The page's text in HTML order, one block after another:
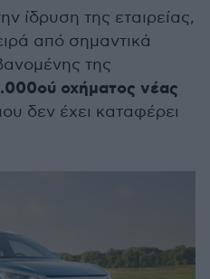
ίδρυση της εταιρείας,
από σημαντικά
της
οχήματος νέας
δεν έχει καταφέρει